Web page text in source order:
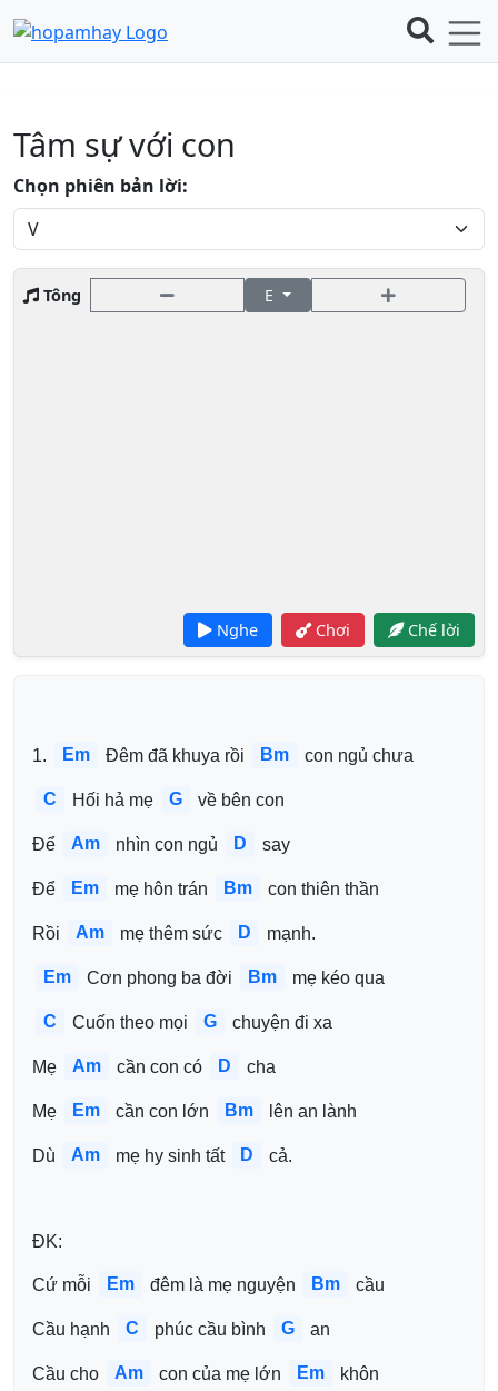
Tâm sự với con
Chọn phiên bản lời:
Tông E
Nghe Chơi Chế lời
1. Em Đêm đã khuya rồi Bm con ngủ chưa
C Hối hả mẹ G về bên con
Để Am nhìn con ngủ D say
Để Em mẹ hôn trán Bm con thiên thần
Rồi Am mẹ thêm sức D mạnh.
Em Cơn phong ba đời Bm mẹ kéo qua
C Cuốn theo mọi G chuyện đi xa
Mẹ Am cần con có D cha
Mẹ Em cần con lớn Bm lên an lành
Dù Am mẹ hy sinh tất D cả.
ĐK:
Cứ mỗi Em đêm là mẹ nguyện Bm cầu
Cầu hạnh C phúc cầu bình G an
Cầu cho Am con của mẹ lớn Em khôn